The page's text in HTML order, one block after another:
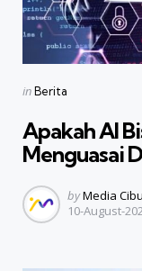
Categories
Posted
inBerita
Apakah AI
Menguasai
Posted
by
byMedia
10-August-